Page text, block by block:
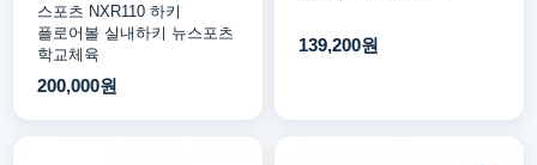
스포츠 NXR110 하키
플로어볼 실내하키 뉴스포츠
학교체육
200,000원
139,200원